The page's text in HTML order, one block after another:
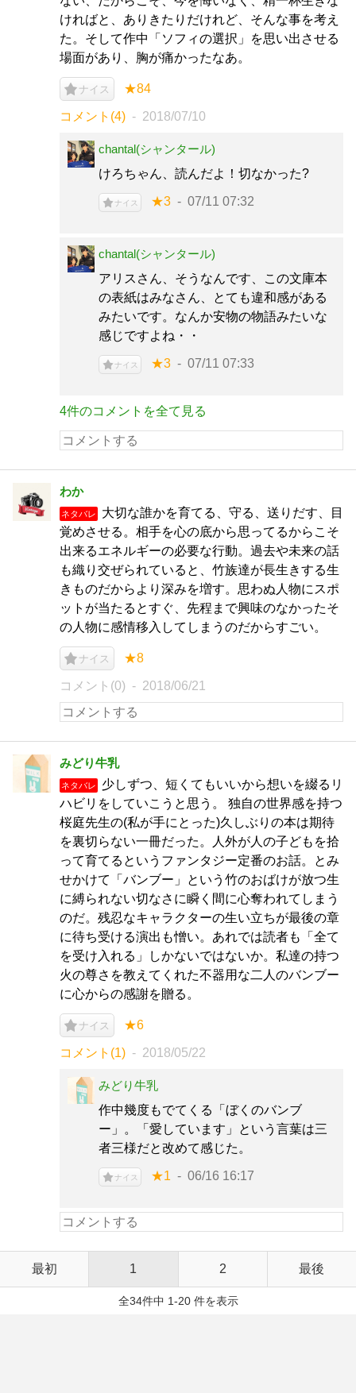
ければと、ありきたりだけれど、そんな事を考え
た。そして作中「ソフィの選択」を思い出させる
場面があり、胸が痛かったなあ。
ナイス ★84
コメント(4) 2018/07/10
chantal(シャンタール)
けろちゃん、読んだよ！切なかった?
ナイス ★3 07/11 07:32
chantal(シャンタール)
アリスさん、そうなんです、この文庫本
の表紙はみなさん、とても違和感がある
みたいです。なんか安物の物語みたいな
感じですよね・・
ナイス ★3 07/11 07:33
4件のコメントを全て見る
わか
ネタバレ
大切な誰かを育てる、守る、送りだす、目
覚めさせる。相手を心の底から思ってるからこそ
出来るエネルギーの必要な行動。過去や未来の話
も織り交ぜられていると、竹族達が長生きする生
きものだからより深みを増す。思わぬ人物にスポ
ットが当たるとすぐ、先程まで興味のなかったそ
の人物に感情移入してしまうのだからすごい。
ナイス ★8
コメント(0) 2018/06/21
みどり牛乳
ネタバレ
少しずつ、短くてもいいから想いを綴るリ
ハビリをしていこうと思う。 独自の世界感を持つ
桜庭先生の(私が手にとった)久しぶりの本は期待
を裏切らない一冊だった。人外が人の子どもを拾
って育てるというファンタジー定番のお話。とみ
せかけて「バンブー」という竹のおばけが放つ生
に縛られない切なさに瞬く間に心奪われてしまう
のだ。残忍なキャラクターの生い立ちが最後の章
に待ち受ける演出も憎い。あれでは読者も「全て
を受け入れる」しかないではないか。私達の持つ
火の尊さを教えてくれた不器用な二人のバンブー
に心からの感謝を贈る。
ナイス ★6
コメント(1) 2018/05/22
みどり牛乳
作中幾度もでてくる「ぼくのバンブ
ー」。「愛しています」という言葉は三
者三様だと改めて感じた。
ナイス ★1 06/16 16:17
最初 1 2 最後
全34件中 1-20 件を表示